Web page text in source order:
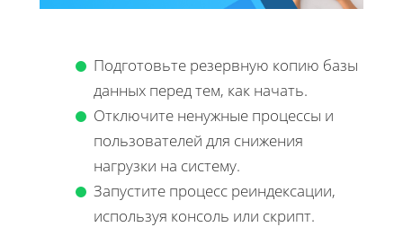
Подготовьте резервную копию базы
данных перед тем, как начать.
Отключите ненужные процессы и
пользователей для снижения
нагрузки на систему.
Запустите процесс реиндексации,
используя консоль или скрипт.